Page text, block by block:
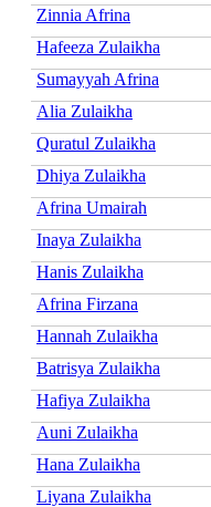
Zinnia Afrina
Hafeeza Zulaikha
Sumayyah Afrina
Alia Zulaikha
Quratul Zulaikha
Dhiya Zulaikha
Afrina Umairah
Inaya Zulaikha
Hanis Zulaikha
Afrina Firzana
Hannah Zulaikha
Batrisya Zulaikha
Hafiya Zulaikha
Auni Zulaikha
Hana Zulaikha
Liyana Zulaikha